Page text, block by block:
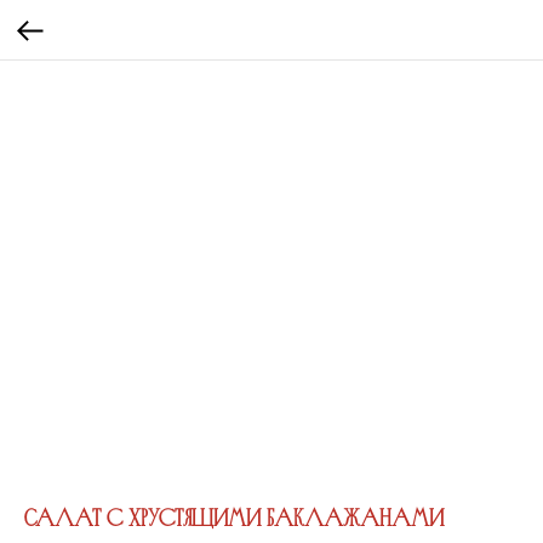
Салат с хрустящими баклажанами